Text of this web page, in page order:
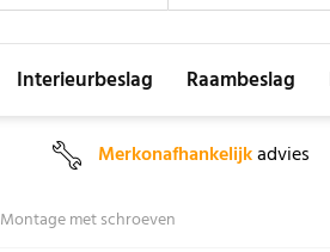
Interieurbeslag Raambeslag
Merkonafhankelijkadvies
Montage met schroeven